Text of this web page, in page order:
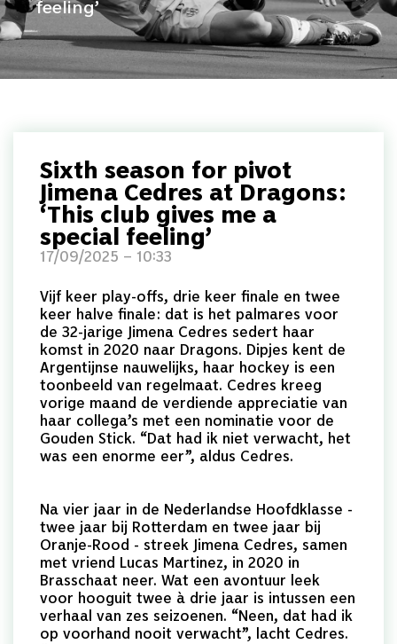
feeling’
Sixth season for pivot
Jimena Cedres at Dragons:
‘This club gives me a
special feeling’
17/09/2025 – 10:33
Vijf keer play-offs, drie keer finale en twee
keer halve finale: dat is het palmares voor
de 32-jarige Jimena Cedres sedert haar
komst in 2020 naar Dragons. Dipjes kent de
Argentijnse nauwelijks, haar hockey is een
toonbeeld van regelmaat. Cedres kreeg
vorige maand de verdiende appreciatie van
haar collega’s met een nominatie voor de
Gouden Stick. “Dat had ik niet verwacht, het
was een enorme eer”, aldus Cedres.
Na vier jaar in de Nederlandse Hoofdklasse -
twee jaar bij Rotterdam en twee jaar bij
Oranje-Rood - streek Jimena Cedres, samen
met vriend Lucas Martinez, in 2020 in
Brasschaat neer. Wat een avontuur leek
voor hooguit twee à drie jaar is intussen een
verhaal van zes seizoenen. “Neen, dat had ik
op voorhand nooit verwacht”, lacht Cedres.